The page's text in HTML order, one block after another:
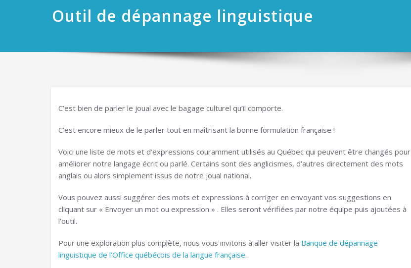
Outil de dépannage linguistique
C’est bien de parler le joual avec le bagage culturel qu’il comporte.
C’est encore mieux de le parler tout en maîtrisant la bonne formulation française !
Voici une liste de mots et d’expressions couramment utilisés au Québec qui peuvent être changés pour
améliorer notre langage écrit ou parlé. Certains sont des anglicismes, d’autres directement des mots
anglais ou alors simplement issus de notre joual national.
Vous pouvez aussi suggérer des mots et expressions à corriger en envoyant vos suggestions en
cliquant sur « Envoyer un mot ou expression » . Elles seront vérifiées par notre équipe puis ajoutées à
l’outil.
Pour une exploration plus complète, nous vous invitons à aller visiter la Banque de dépannage
linguistique de l’Office québécois de la langue française.